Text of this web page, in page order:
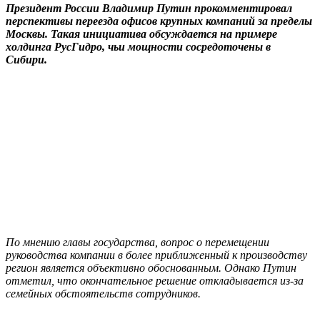
Президент России Владимир Путин прокомментировал
перспективы переезда офисов крупных компаний за пределы
Москвы. Такая инициатива обсуждается на примере
холдинга РусГидро, чьи мощности сосредоточены в
Сибири.
По мнению главы государства, вопрос о перемещении
руководства компании в более приближенный к производству
регион является объективно обоснованным. Однако Путин
отметил, что окончательное решение откладывается из-за
семейных обстоятельств сотрудников.